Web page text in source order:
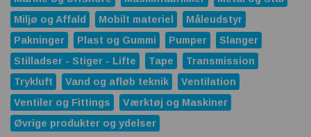
Miljø og Affald
Mobilt materiel
Måleudstyr
Pakninger
Plast og Gummi Pumper
Slanger
Stilladser - Stiger - Lifte
Tape
Transmission
Trykluft
Vand og afløb teknik
Ventilation
Ventiler og Fittings
Værktøj og Maskiner
Øvrige produkter og ydelser